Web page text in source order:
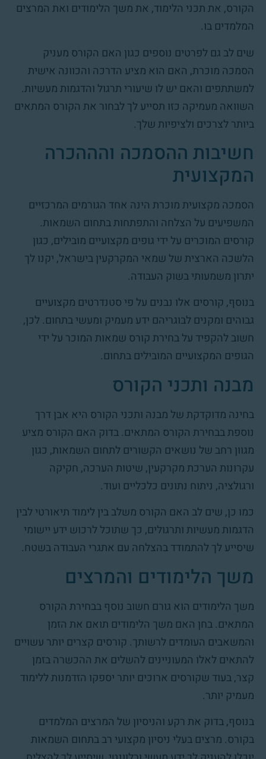
הקורס, את תכני הלימוד, את משך הלימודים ואת המרצים
המלמדים בו.
שים לב גם לפרטים נוספים כגון האם הקורס מעניק
הסמכה מוכרת, האם הוא מציע הדרכה והכוונה אישית
למשתתפים והאם יש לו שיעורי תרגול והדגמות מעשיות.
השוואה מעמיקה כזו תסייע לך לבחור את הקורס המתאים
ביותר לצרכים ולציפיות שלך.
חשיבות ההסמכה והההכרה
המקצועית
הסמכה מקצועית מוכרת הינה אחד הגורמים המרכזיים
המשפיעים על הצלחה והתפתחות בתחום השמאות.
קורסים המוכרים על ידי גופים מקצועיים מובילים, כגון
הלשכה הארצית של שמאי המקרקעין בישראל, יקנו לך
יתרון משמעותי בשוק העבודה.
בנוסף, קורסים אלו נבנים על פי סטנדרטים מקצועיים
גבוהים ומקנים לבוגריהם ידע מעמיק ומעשי בתחום. לכן,
חשוב להקפיד על בחירת קורס שמאות המוכר על ידי
הגופים המקצועיים המובילים בתחום.
מבנה ותכני הקורס
בחינה מדוקדקת של מבנה ותכני הקורס היא אבן דרך
נוספת בבחירת הקורס המתאים. בדוק האם הקורס מציע
מגוון רחב של נושאים הקשורים לתחום השמאות, כגון
עקרונות הערכת מקרקעין, שיטות הערכה, חקיקה
ורגולציה, ניתוח נתונים כלכליים ועוד.
כמו כן, שים לב האם הקורס משלב בין לימוד תיאורטי לבין
הדגמות מעשיות ותרגולים, כך שתוכל לרכוש ידע יישומי
שיסייע לך להתמודד בהצלחה עם אתגרי העבודה בשטח.
משך הלימודים והמרצים
משך הלימודים הוא גורם חשוב נוסף בבחירת הקורס
המתאים. בחן האם משך הלימודים תואם את הזמן
והמשאבים העומדים לרשותך. קורסים קצרים יותר עשויים
להתאים לאלו המעוניינים להשלים את ההכשרה בזמן
קצר, בעוד שקורסים ארוכים יותר יספקו הזדמנות ללימוד
מעמיק יותר.
בנוסף, בדוק את רקע והניסיון של המרצים המלמדים
בקורס. מרצים בעלי ניסיון מקצועי רב בתחום השמאות